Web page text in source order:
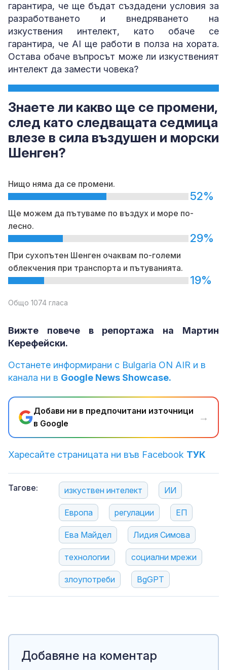
гарантира, че ще бъдат създадени условия за
разработването и внедряването на
изкуствения интелект, като обаче се
гарантира, че AI ще работи в полза на хората.
Остава обаче въпросът може ли изкуственият
интелект да замести човека?
Знаете ли какво ще се промени,
след като следващата седмица
влезе в сила въздушен и морски
Шенген?
Нищо няма да се промени.
52%
Ще можем да пътуваме по въздух и море по-
лесно.
29%
При сухопътен Шенген очаквам по-големи
облекчения при транспорта и пътуванията.
19%
Общо 1074 гласа
Вижте повече в репортажа на Мартин
Керефейски.
Останете информирани с Bulgaria ON AIR и в
канала ни в Google News Showcase.
Добави ни в предпочитани източници
в Google
→
Харесайте страницата ни във Facebook ТУК
Тагове: изкуствен интелект ИИ
Европа регулации ЕП
Ева Майдел Лидия Симова
технологии социални мрежи
злоупотреби BgGPT
Добавяне на коментар